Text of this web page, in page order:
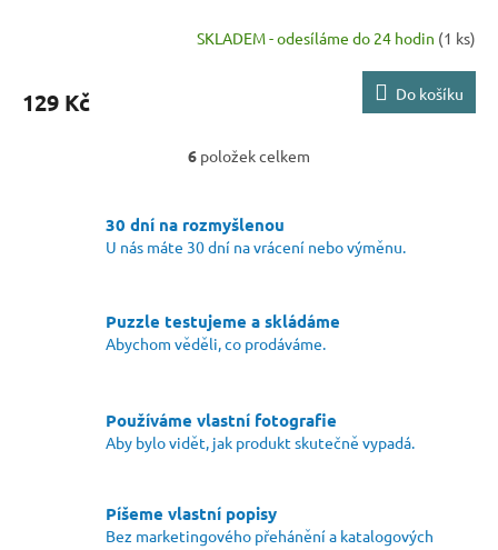
SKLADEM - odesíláme do 24 hodin (1 ks)
129 Kč Do košíku
O
á
d
p
r
y
v
s
u
6 položek celkem
30 dní na rozmyšlenou
U nás máte 30 dní na vrácení nebo výměnu.
Puzzle testujeme a skládáme
Abychom věděli, co prodáváme.
Používáme vlastní fotografie
Aby bylo vidět, jak produkt skutečně vypadá.
Píšeme vlastní popisy
Bez marketingového přehánění a katalogových